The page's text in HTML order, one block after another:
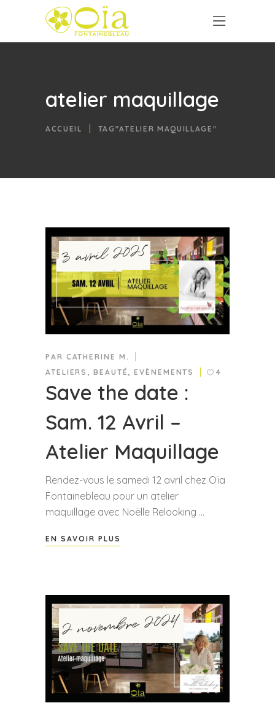
atelier maquillage
ACCUEIL TAG"ATELIER MAQUILLAGE"
3 avril 2025
PAR CATHERINE M.
ATELIERS ,BEAUTÉ ,EVÈNEMENTS 4
Save the date :
Sam. 12 Avril –
Atelier Maquillage
Rendez-vous le samedi 12 avril chez Oïa
Fontainebleau pour un atelier
maquillage avec Noëlle Relooking
EN SAVOIR PLUS
2 novembre 2024